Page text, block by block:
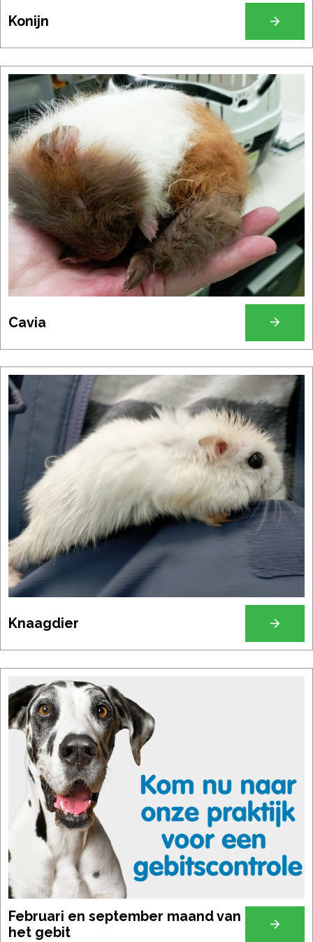
Konijn
Cavia
Knaagdier
Februari en september maand van
het gebit